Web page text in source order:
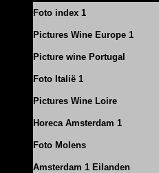
Foto index 1
Pictures Wine Europe 1
Picture wine Portugal
Foto Italië 1
Pictures Wine Loire
Horeca Amsterdam 1
Foto Molens
Amsterdam 1 Eilanden